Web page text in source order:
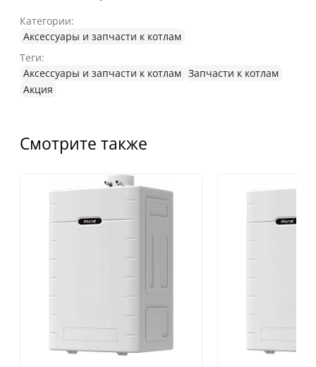
Категории:
Аксессуары и запчасти к котлам
Теги:
Аксессуары и запчасти к котлам Запчасти к котлам
Акция
Смотрите также